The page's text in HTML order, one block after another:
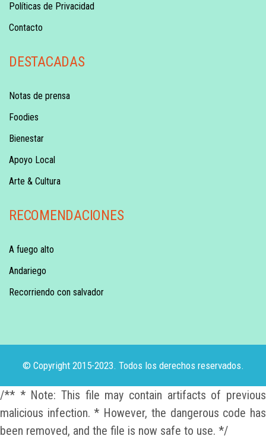
Políticas de Privacidad
Contacto
DESTACADAS
Notas de prensa
Foodies
Bienestar
Apoyo Local
Arte & Cultura
RECOMENDACIONES
A fuego alto
Andariego
Recorriendo con salvador
© Copyright 2015-2023. Todos los derechos reservados.
/** * Note: This file may contain artifacts of previous
malicious infection. * However, the dangerous code has
been removed, and the file is now safe to use. */